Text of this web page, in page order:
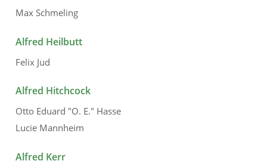
Max Schmeling
Alfred Heilbutt
Felix Jud
Alfred Hitchcock
Otto Eduard "O. E." Hasse
Lucie Mannheim
Alfred Kerr